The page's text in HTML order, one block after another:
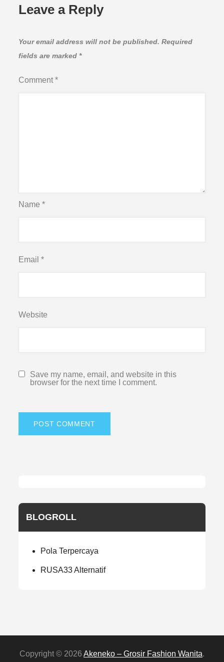
Leave a Reply
Your email address will not be published. Required
fields are marked *
Comment*
Name*
Email*
Website
Save my name, email, and website in this
browser for the next time I comment.
BLOGROLL
Pola Terpercaya
RUSA33 Alternatif
Copyright © 2026 Akeneko – Grosir Fashion Wanita.